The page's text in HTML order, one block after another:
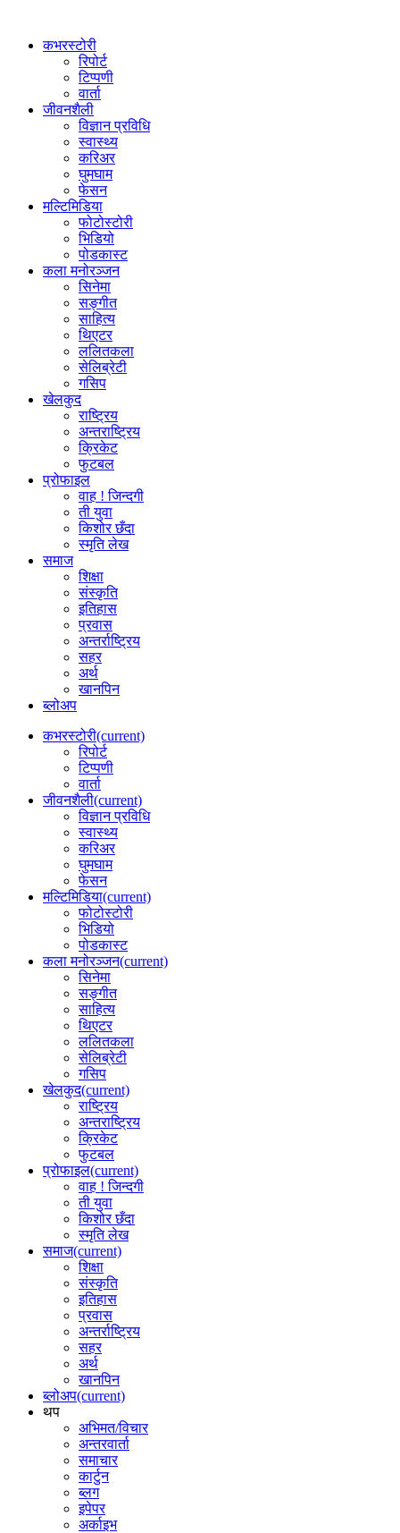
कभरस्टोरी
रिपोर्ट
टिप्पणी
वार्ता
जीवनशैली
विज्ञान प्रविधि
स्वास्थ्य
करिअर
घुमघाम
फेसन
मल्टिमिडिया
फोटोस्टोरी
भिडियो
पोडकास्ट
कला मनोरञ्जन
सिनेमा
सङ्गीत
साहित्य
थिएटर
ललितकला
सेलिब्रेटी
गसिप
खेलकुद
राष्ट्रिय
अन्तराष्ट्रिय
क्रिकेट
फुटबल
प्रोफाइल
वाह ! जिन्दगी
ती युवा
किशोर छँदा
स्मृति लेख
समाज
शिक्षा
संस्कृति
इतिहास
प्रवास
अन्तर्राष्ट्रिय
सहर
अर्थ
खानपिन
ब्लोअप
कभरस्टोरी(current)
रिपोर्ट
टिप्पणी
वार्ता
जीवनशैली(current)
विज्ञान प्रविधि
स्वास्थ्य
करिअर
घुमघाम
फेसन
मल्टिमिडिया(current)
फोटोस्टोरी
भिडियो
पोडकास्ट
कला मनोरञ्जन(current)
सिनेमा
सङ्गीत
साहित्य
थिएटर
ललितकला
सेलिब्रेटी
गसिप
खेलकुद(current)
राष्ट्रिय
अन्तराष्ट्रिय
क्रिकेट
फुटबल
प्रोफाइल(current)
वाह ! जिन्दगी
ती युवा
किशोर छँदा
स्मृति लेख
समाज(current)
शिक्षा
संस्कृति
इतिहास
प्रवास
अन्तर्राष्ट्रिय
सहर
अर्थ
खानपिन
ब्लोअप(current)
थप
अभिमत/विचार
अन्तरवार्ता
समाचार
कार्टुन
ब्लग
इपेपर
अर्काइभ